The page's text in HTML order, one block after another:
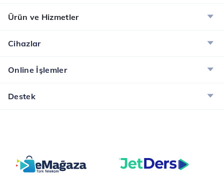
dünyanın tadını çıkarın!
İncele
Ürün ve Hizmetler
Cihazlar
Online İşlemler
Destek